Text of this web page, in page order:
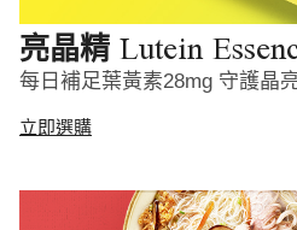
亮晶精 Lutein
每日補足葉黃素28mg 守護晶
立即選購